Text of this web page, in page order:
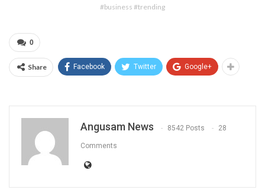
#business #trending
0
Share Facebook Twitter Google+
Angusam News 8542 Posts 28
Comments